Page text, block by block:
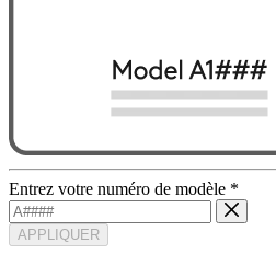
Entrez votre numéro de modèle *
APPLIQUER